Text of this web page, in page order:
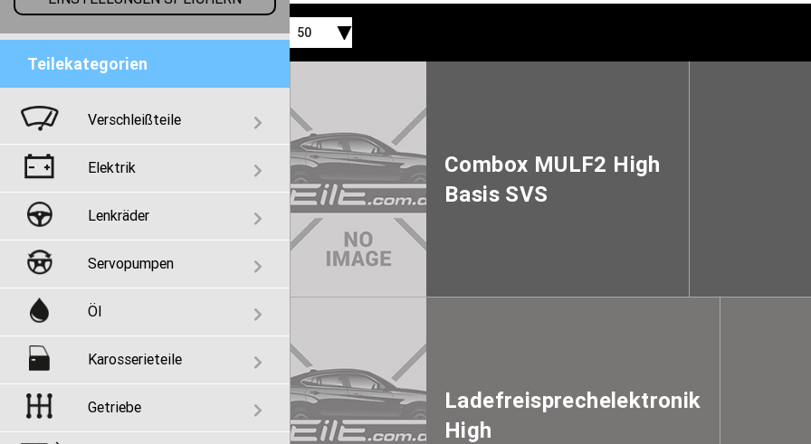
Teilekategorien
Verschleißteile
Elektrik
Lenkräder
Servopumpen
Öl
Karosserieteile
Getriebe
50
Combox MULF2 High
Basis SVS
Ladefreisprechelektronik
High